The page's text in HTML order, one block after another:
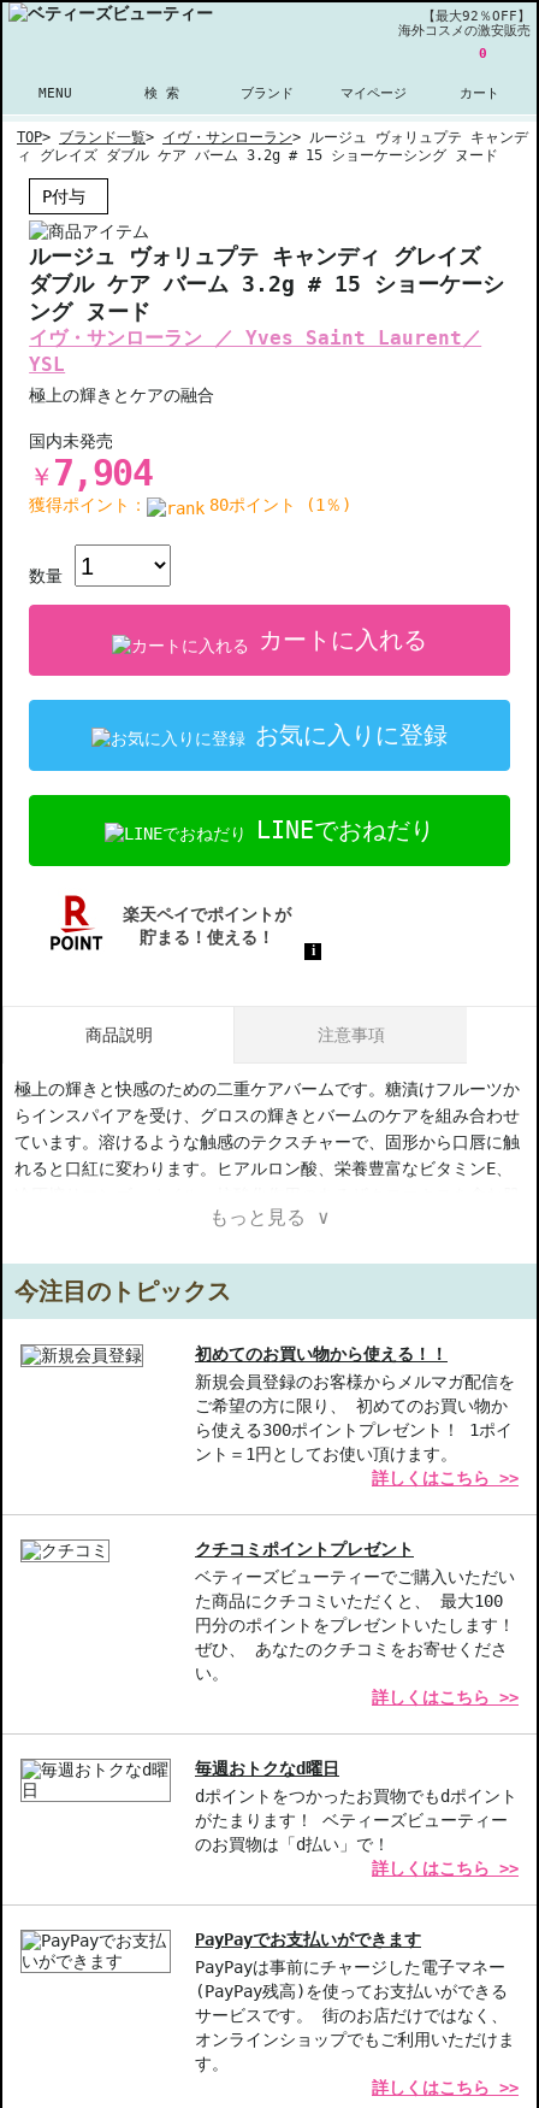
【最大92％OFF】
海外コスメの激安販売
MENU 検 索 ブランド マイページ
0
カート
TOP> ブランド一覧> イヴ・サンローラン> ルージュ ヴォリュプテ キャンデ
ィ グレイズ ダブル ケア バーム 3.2g # 15 ショーケーシング ヌード
P付与
ルージュ ヴォリュプテ キャンディ グレイズ
ダブル ケア バーム 3.2g # 15 ショーケーシ
ング ヌード
イヴ・サンローラン ／ Yves Saint Laurent／
YSL
極上の輝きとケアの融合
国内未発売
￥ 7,904
獲得ポイント： 80ポイント (1％)
数量
カートに入れる
お気に入りに登録
LINEでおねだり
商品説明 注意事項
極上の輝きと快感のための二重ケアバームです。糖漬けフルーツか
らインスパイアを受け、グロスの輝きとバームのケアを組み合わせ
ています。溶けるような触感のテクスチャーで、固形から口唇に触
れると口紅に変わります。ヒアルロン酸、栄養豊富なビタミンE、
を整える成分が78%含まれています。唇に即座かつ持続的な修復栄
【ご注意ください】
いただいた場合は、コンビニ後払いに変更をさせて頂きます。コン
ビニ後払いには、決済代行会社による審査がございます。予めご了
◇こちらの商品は、ヤマト運輸、佐川急便もしくは日本郵便で発送
をさせて頂きます。配送便のご指定はできません。
◇お届け日・お時間帯指定は承っておりません。
◇配送伝票の依頼主名、納品書に弊社以外の物流センター社名が記
載されることがあります。
◇上記注意書き記載がある商品の合計金額が16666円以上の場合、
別途手数料が発生する場合があります。予めご了承ください。
◇1件のご注文でも倉庫が異なる場合や配送用箱の関係で荷物を分割
して配送する場合がございます。予めご了承ください。また、明細
書は分割してそれぞれの荷物に同梱されますが手数料等の変更はご
【商品の特徴】
洗練された輝き-グロスのような艶とバームの潤いが融合。
触れるだけで変化-固形テクスチャーから、カラーリップへと瞬時
栄養成分たっぷり-ヒアルロン酸やビタミンEなどの優れた成分が
78%含まれ、唇をケア。
【こんな方へおすすめ】
艶やかなリップカラーを求める方。
唇の乾燥や荒れが気になる方。
もっと見る ∨
今注目のトピックス
初めてのお買い物から使える！！
新規会員登録のお客様からメルマガ配信を
ご希望の方に限り、 初めてのお買い物か
ら使える300ポイントプレゼント！ 1ポイ
ント＝1円としてお使い頂けます。
詳しくはこちら >>
クチコミポイントプレゼント
ベティーズビューティーでご購入いただい
た商品にクチコミいただくと、 最大100
円分のポイントをプレゼントいたします！
ぜひ、 あなたのクチコミをお寄せくださ
い。
詳しくはこちら >>
毎週おトクなd曜日
dポイントをつかったお買物でもdポイント
がたまります！ ベティーズビューティー
のお買物は「d払い」で！
詳しくはこちら >>
PayPayでお支払いができます
PayPayは事前にチャージした電子マネー
(PayPay残高)を使ってお支払いができる
サービスです。 街のお店だけではなく、
オンラインショップでもご利用いただけま
す。
詳しくはこちら >>